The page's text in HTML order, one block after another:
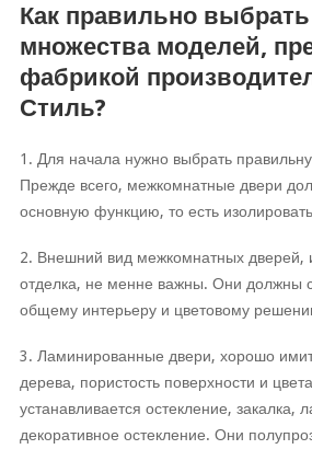
Как правильно
множества моделей,
фабрикой
Стиль?
1. Для начала нужно выбрать
Прежде всего, межкомнатные двери
основную функцию, то есть
2. Внешний вид межкомнатных дверей,
отделка, не менне важны. Они должны
общему интерьеру и цветовому
3. Ламинированные двери, хорошо
дерева, пористость поверхности и
устанавливается остекление, закалка,
декоративное остекление. Они